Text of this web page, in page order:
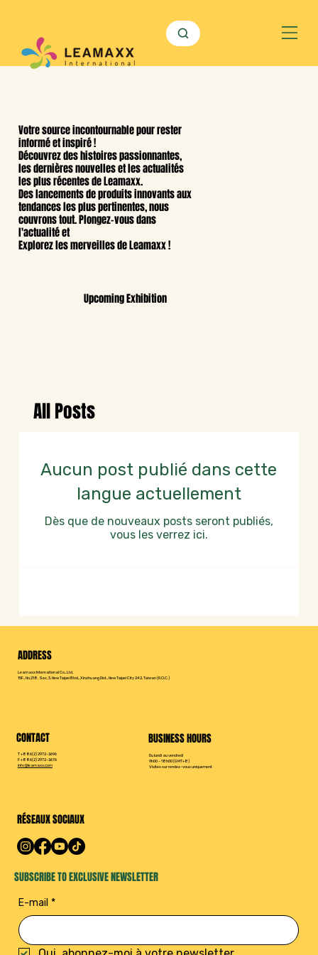
Upcoming Exhibition
Votre source incontournable pour rester
informé et inspiré !
Découvrez des histoires passionnantes,
les dernières nouvelles et les actualités
les plus récentes de Leamaxx.
Des lancements de produits innovants aux
tendances les plus pertinentes, nous
couvrons tout. Plongez-vous dans
l'actualité et
Explorez les merveilles de Leamaxx !
All Posts
Aucun post publié dans cette
langue actuellement
Dès que de nouveaux posts seront publiés,
vous les verrez ici.
ADDRESS
Leamaxx International Co., Ltd.
15F., No.218, Sec. 3, New Taipei Blvd., Xinzhuang Dist., New Taipei City 242, Taiwan (R.O.C.)
T +886(2) 2972-2696
F +886(2) 2972-2676
info@leamaxx.com
CONTACT
Du lundi au vendredi
9h00 – 18h00 (GMT+8)
Visites sur rendez-vous uniquement
BUSINESS HOURS
SUBSCRIBE TO EXCLUSIVE NEWSLETTER
RÉSEAUX SOCIAUX
E-mail *